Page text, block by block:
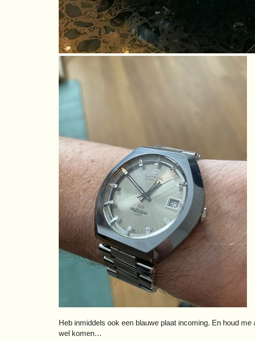
Heb inmiddels ook een blauwe plaat incoming. En houd
wel komen…